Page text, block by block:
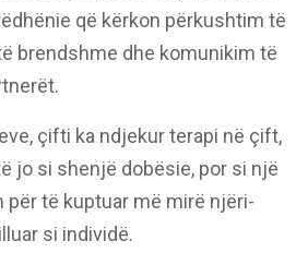
që kërkon përkushtim të
brendshme dhe komunikim të
çifti ka ndjekur terapi në çift,
jo si shenjë dobësie, por si një
të kuptuar më mirë njëri-
si individë.